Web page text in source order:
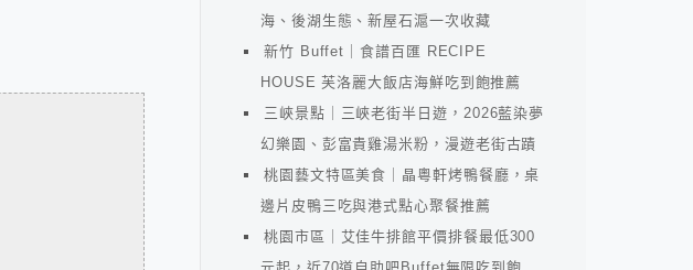
海、後湖生態、新屋石滬一次收藏
新竹 Buffet｜食譜百匯 RECIPE
HOUSE 芙洛麗大飯店海鮮吃到飽推薦
三峽景點｜三峽老街半日遊，2026藍染夢
幻樂園、彭富貴雞湯米粉，漫遊老街古蹟
桃園藝文特區美食｜晶粵軒烤鴨餐廳，桌
邊片皮鴨三吃與港式點心聚餐推薦
桃園市區｜艾佳牛排館平價排餐最低300